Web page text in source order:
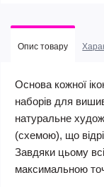
Опис товару
Основа кожної
наборів для
натуральне
(схемою), що
Завдяки цьому
максимальною